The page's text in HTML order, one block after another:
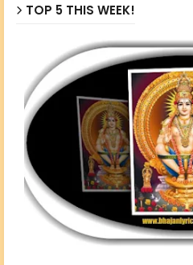
TOP 5 THIS WEEK!